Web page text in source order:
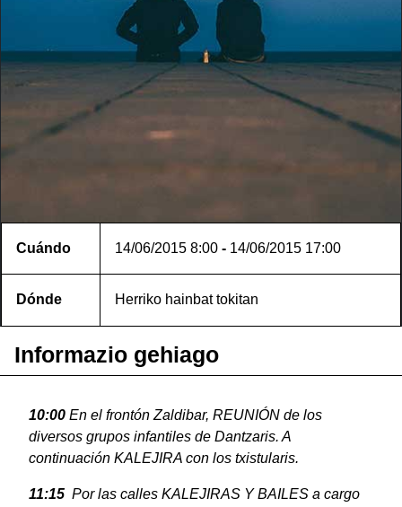
Cuándo 14/06/2015 8:00 - 14/06/2015 17:00
Dónde Herriko hainbat tokitan
Informazio gehiago
10:00 En el frontón Zaldibar, REUNIÓN de los
diversos grupos infantiles de Dantzaris. A
continuación KALEJIRA con los txistularis.
11:15 Por las calles KALEJIRAS Y BAILES a cargo